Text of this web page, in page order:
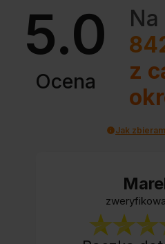
5.0
Ocena
z
Jak